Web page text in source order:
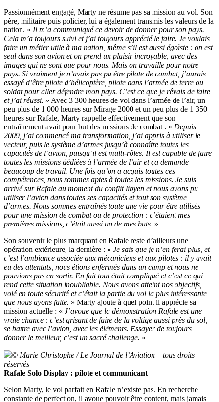
Passionnément engagé, Marty ne résume pas sa mission au vol. Son
père, militaire puis policier, lui a également transmis les valeurs de la
nation. « Il m’a communiqué ce devoir de donner pour son pays.
Cela m’a toujours suivi et j’ai toujours apprécié le faire. Je voulais
faire un métier utile à ma nation, même s’il est aussi égoïste : on est
seul dans son avion et on prend un plaisir incroyable, avec des
images qui ne sont que pour nous. Mais on travaille pour notre
pays. Si vraiment je n’avais pas pu être pilote de combat, j’aurais
essayé d’être pilote d’hélicoptère, pilote dans l’armée de terre ou
soldat pour aller défendre mon pays. C’est ce que je rêvais de faire
et j’ai réussi. » Avec 3 300 heures de vol dans l’armée de l’air, un
peu plus de 1 000 heures sur Mirage 2000 et un peu plus de 1 350
heures sur Rafale, Marty rappelle effectivement que son
entraînement avait pour but des missions de combat : « Depuis
2009, j’ai commencé ma transformation, j’ai appris à utiliser le
vecteur, puis le système d’armes jusqu’à connaître toutes les
capacités de l’avion, puisqu’il est multi-rôles. Il est capable de faire
toutes les missions dédiées à l’armée de l’air et ça demande
beaucoup de travail. Une fois qu’on a acquis toutes ces
compétences, nous sommes aptes à toutes les missions. Je suis
arrivé sur Rafale au moment du conflit libyen et nous avons pu
utiliser l’avion dans toutes ses capacités et tout son système
d’armes. Nous sommes entraînés toute une vie pour être utilisés
pour une mission de combat ou de protection : c’étaient mes
premières missions, c’était aussi un de mes buts. »
Son souvenir le plus marquant en Rafale reste d’ailleurs une
opération extérieure, la dernière : « Je sais que je n’en ferai plus, et
c’est l’ambiance associée aux mécaniciens et aux pilotes : il y avait
eu des attentats, nous étions enfermés dans un camp et nous ne
pouvions pas en sortir. En fait tout était compliqué et c’est ce qui
rend cette situation inoubliable. Nous avons atteint nos objectifs,
volé en toute sécurité et c’était la partie du vol la plus intéressante
que nous ayons faite. » Marty ajoute à quel point il apprécie sa
mission actuelle : « J’avoue que la démonstration Rafale est une
vraie chance : c’est grisant de faire de la voltige aussi près du sol,
se battre avec l’avion, avec les éléments. Essayer de toujours
donner le meilleur, c’est un sacré challenge. »
© Marie Christophe / Le Journal de l’Aviation – tous droits
réservés
Rafale Solo Display : pilote et communicant
Selon Marty, le vol parfait en Rafale n’existe pas. En recherche
constante de perfection, il avoue pouvoir être content, mais jamais